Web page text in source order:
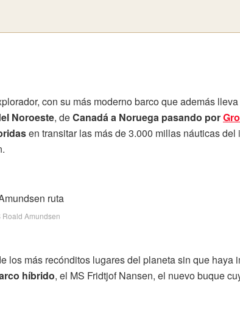
con su más moderno barco que además
Noroeste, deCanadá a Noruega pasando por
en transitar las más de 3.000 millas náuticas
Roald Amundsen
los más recónditos lugares del planeta sin que haya
híbrido, el MS Fridtjof Nansen, el nuevo buque